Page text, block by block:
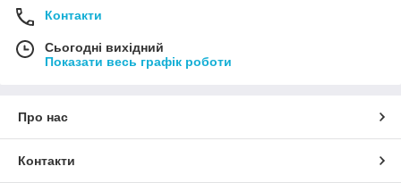
Контакти
Сьогодні вихідний
Показати весь графік роботи
Про нас
Контакти